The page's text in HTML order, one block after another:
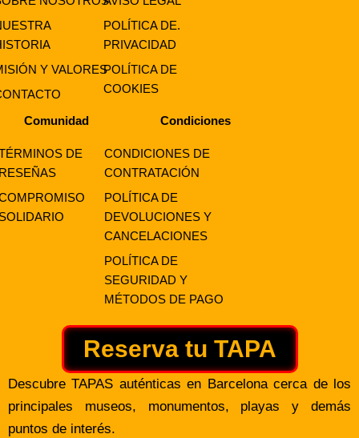
Y VALORES
POLÍTICA DE.
PRIVACIDAD
POLÍTICA DE
COOKIES
Comunidad Condiciones
DE
CONDICIONES DE
CONTRATACIÓN
POLÍTICA DE
DEVOLUCIONES Y
CANCELACIONES
POLÍTICA DE
SEGURIDAD Y
MÉTODOS DE PAGO
Reserva tu TAPA
Descubre TAPAS auténticas en Barcelona cerca de los
principales museos, monumentos, playas y demás
puntos de interés.